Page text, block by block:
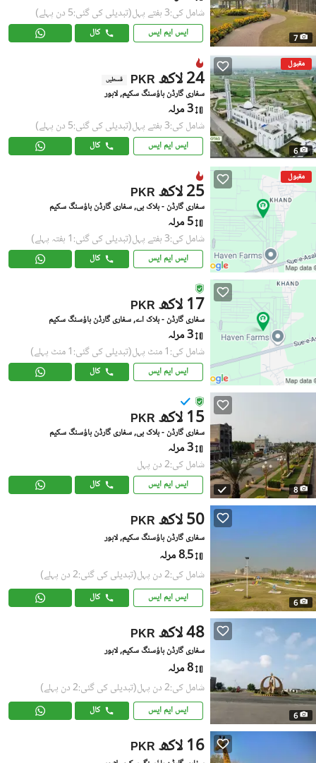
7
شامل کی:3 ہفتے پہل (تبدیلی کی گئی:5 دن پہلے)
ایس ایم ایس کال
مقبول
6
PKR 24 لاکھ قسطیں
سفاری گارڈن ہاؤسنگ سکیم, لاہور
3 مرلہ
شامل کی:3 ہفتے پہل (تبدیلی کی گئی:5 دن پہلے)
ایس ایم ایس کال
مقبول
PKR 25 لاکھ
سفاری گارڈن - بلاک بی, سفاری گارڈن ہاؤسنگ سکیم
5 مرلہ
شامل کی:3 ہفتے پہل (تبدیلی کی گئی:1 ہفتہ پہلے)
ایس ایم ایس کال
PKR 17 لاکھ
سفاری گارڈن - بلاک اے, سفاری گارڈن ہاؤسنگ سکیم
3 مرلہ
شامل کی:1 منٹ پہل (تبدیلی کی گئی:1 منٹ پہلے)
ایس ایم ایس کال
8
PKR 15 لاکھ
سفاری گارڈن - بلاک بی, سفاری گارڈن ہاؤسنگ سکیم
3 مرلہ
شامل کی:2 دن پہل
ایس ایم ایس کال
6
PKR 50 لاکھ
سفاری گارڈن ہاؤسنگ سکیم, لاہور
8.5 مرلہ
شامل کی:2 دن پہل (تبدیلی کی گئی:2 دن پہلے)
ایس ایم ایس کال
6
PKR 48 لاکھ
سفاری گارڈن ہاؤسنگ سکیم, لاہور
8 مرلہ
شامل کی:2 دن پہل (تبدیلی کی گئی:2 دن پہلے)
ایس ایم ایس کال
PKR 16 لاکھ